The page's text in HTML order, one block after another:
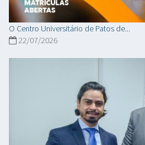
O Centro Universitário de Patos de...
22/07/2026